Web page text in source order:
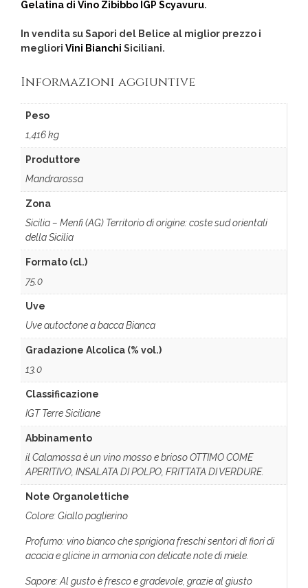
Gelatina di Vino Zibibbo IGP Scyavuru.
In vendita su Sapori del Belice al miglior prezzo i
megliori Vini Bianchi Siciliani.
Informazioni aggiuntive
Peso
1,416 kg
Produttore
Mandrarossa
Zona
Sicilia – Menfi (AG) Territorio di origine: coste sud orientali
della Sicilia
Formato (cl.)
75.0
Uve
Uve autoctone a bacca Bianca
Gradazione Alcolica (% vol.)
13.0
Classificazione
IGT Terre Siciliane
Abbinamento
il Calamossa è un vino mosso e brioso OTTIMO COME
APERITIVO, INSALATA DI POLPO, FRITTATA DI VERDURE.
Note Organolettiche
Colore: Giallo paglierino
Profumo: vino bianco che sprigiona freschi sentori di fiori di
acacia e glicine in armonia con delicate note di miele.
Sapore: Al gusto è fresco e gradevole, grazie al giusto